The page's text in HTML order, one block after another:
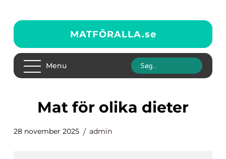
MATFÖRALLA.se
Menu
Mat för olika dieter
28 november 2025 admin